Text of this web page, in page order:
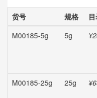
货号 规格
M00185-5g
5g
M00185-25g
25g